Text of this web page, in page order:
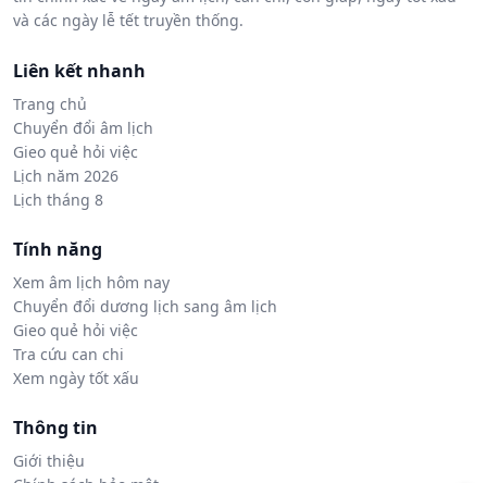
và các ngày lễ tết truyền thống.
Liên kết nhanh
Trang chủ
Chuyển đổi âm lịch
Gieo quẻ hỏi việc
Lịch năm 2026
Lịch tháng 8
Tính năng
Xem âm lịch hôm nay
Chuyển đổi dương lịch sang âm lịch
Gieo quẻ hỏi việc
Tra cứu can chi
Xem ngày tốt xấu
Thông tin
Giới thiệu